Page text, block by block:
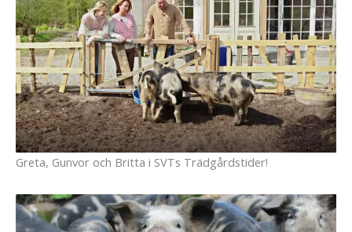
Greta, Gunvor och Britta i SVTs Trädgårdstider!